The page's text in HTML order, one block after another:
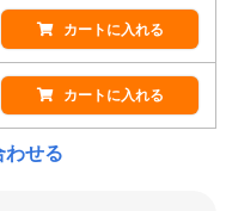
カートに入れる
カートに入れる
わせる